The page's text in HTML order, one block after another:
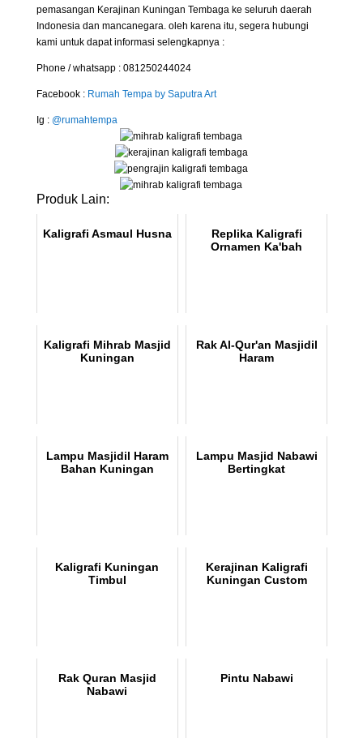
pemasangan Kerajinan Kuningan Tembaga ke seluruh daerah
Indonesia dan mancanegara. oleh karena itu, segera hubungi
kami untuk dapat informasi selengkapnya :
Phone / whatsapp : 081250244024
Facebook : Rumah Tempa by Saputra Art
Ig : @rumahtempa
Produk Lain:
Kaligrafi Asmaul Husna
Replika Kaligrafi
Ornamen Ka'bah
Kaligrafi Mihrab Masjid
Kuningan
Rak Al-Qur'an Masjidil
Haram
Lampu Masjidil Haram
Bahan Kuningan
Lampu Masjid Nabawi
Bertingkat
Kaligrafi Kuningan
Timbul
Kerajinan Kaligrafi
Kuningan Custom
Rak Quran Masjid
Nabawi
Pintu Nabawi